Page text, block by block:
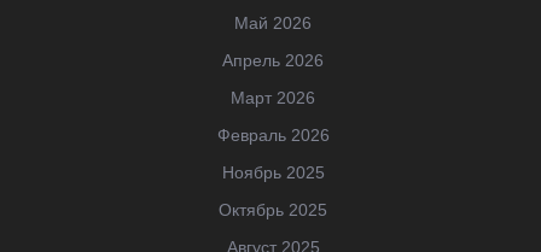
Май 2026
Апрель 2026
Март 2026
Февраль 2026
Ноябрь 2025
Октябрь 2025
Август 2025